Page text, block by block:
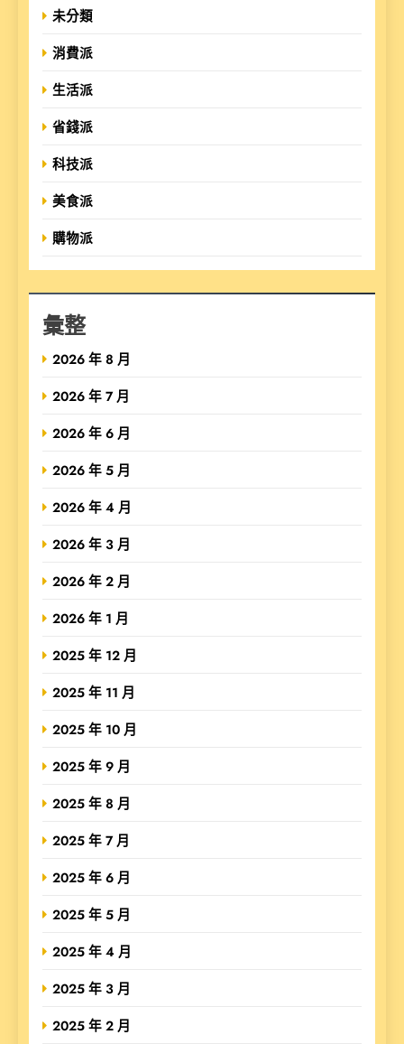
未分類
消費派
生活派
省錢派
科技派
美食派
購物派
彙整
2026 年 8 月
2026 年 7 月
2026 年 6 月
2026 年 5 月
2026 年 4 月
2026 年 3 月
2026 年 2 月
2026 年 1 月
2025 年 12 月
2025 年 11 月
2025 年 10 月
2025 年 9 月
2025 年 8 月
2025 年 7 月
2025 年 6 月
2025 年 5 月
2025 年 4 月
2025 年 3 月
2025 年 2 月